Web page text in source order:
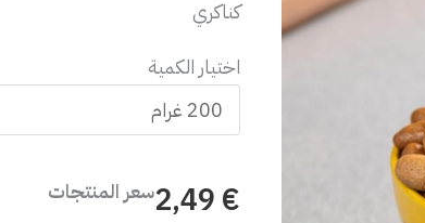
كناكري
اختيار الكمية
سعر المنتجات € 2,49